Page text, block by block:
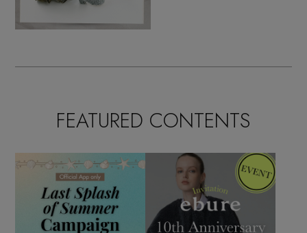
FEATURED CONTENTS